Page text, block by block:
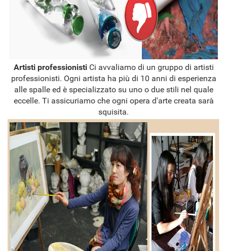
Artisti professionisti Ci avvaliamo di un gruppo di artisti
professionisti. Ogni artista ha più di 10 anni di esperienza
alle spalle ed è specializzato su uno o due stili nel quale
eccelle. Ti assicuriamo che ogni opera d'arte creata sarà
squisita.